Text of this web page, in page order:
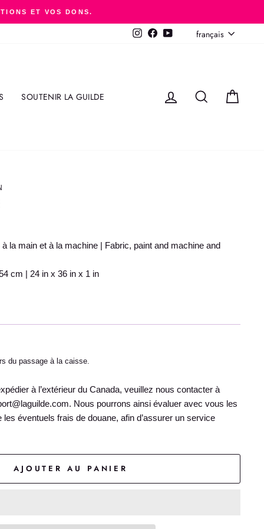
ET VOS DONS.
InstagramFacebookYouTubeLANGUE
français
SOUTENIR LA GUILDE SE CONNECTER
RECHERCHER
la main et à la machine | Fabric, paint and machine and
cm | 24 in x 36 in x 1 in
du passage à la caisse.
à l’extérieur du Canada, veuillez nous contacter à
Nous pourrons ainsi évaluer avec vous les
les éventuels frais de douane, afin d’assurer un service
AJOUTER AU PANIER